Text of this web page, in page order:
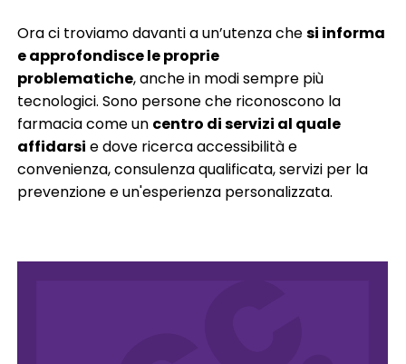
Ora ci troviamo davanti a un’utenza chesi informa
e approfondisce le proprie
problematiche, anche in modi sempre più
tecnologici. Sono persone che riconoscono la
farmacia come un centro di servizi al quale
affidarsi e dove ricerca accessibilità e
convenienza, consulenza qualificata, servizi per la
prevenzione e un'esperienza personalizzata.